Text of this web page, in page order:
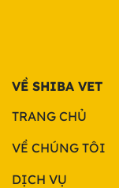
VỀ SHIBA VET
TRANG CHỦ
VỀ CHÚNG TÔI
DỊCH VỤ